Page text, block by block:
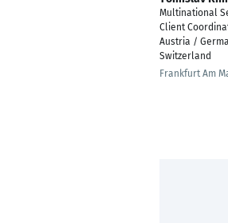
Multinational
Client
Austria /
Switzerland
Frankfurt Am